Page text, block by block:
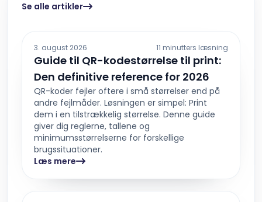
Se alle artikler
3. august 2026 11 minutters læsning
Guide til QR-kodestørrelse til print:
Den definitive reference for 2026
QR-koder fejler oftere i små størrelser end på
andre fejlmåder. Løsningen er simpel: Print
dem i en tilstrækkelig størrelse. Denne guide
giver dig reglerne, tallene og
minimumsstørrelserne for forskellige
brugssituationer.
Læs mere